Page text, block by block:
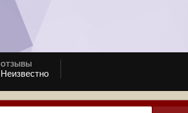
ОТЗЫВЫ
Неизвестно